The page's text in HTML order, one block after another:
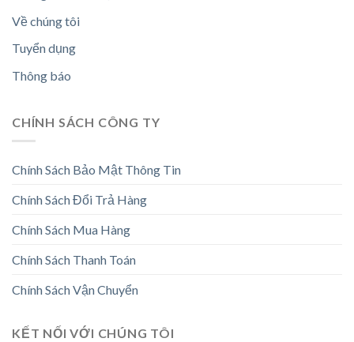
Về chúng tôi
Tuyển dụng
Thông báo
CHÍNH SÁCH CÔNG TY
Chính Sách Bảo Mật Thông Tin
Chính Sách Đổi Trả Hàng
Chính Sách Mua Hàng
Chính Sách Thanh Toán
Chính Sách Vận Chuyển
KẾT NỐI VỚI CHÚNG TÔI